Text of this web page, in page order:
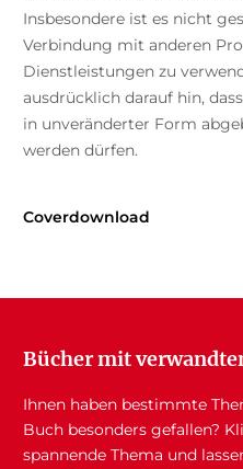
Insbesondere ist es nicht
Verbindung mit anderen
Dienstleistungen zu
ausdrücklich darauf hin,
in unveränderter Form
werden dürfen.
Coverdownload
Bücher mit
Ihnen haben bestimmte
Buch besonders gefallen?
spannende Thema und